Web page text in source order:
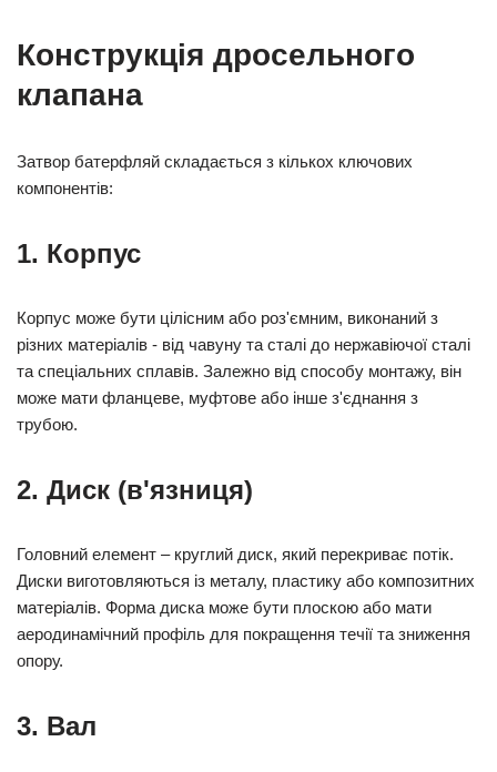
Конструкція дросельного
клапана
Затвор батерфляй складається з кількох ключових
компонентів:
1. Корпус
Корпус може бути цілісним або роз'ємним, виконаний з
різних матеріалів - від чавуну та сталі до нержавіючої сталі
та спеціальних сплавів. Залежно від способу монтажу, він
може мати фланцеве, муфтове або інше з'єднання з
трубою.
2. Диск (в'язниця)
Головний елемент – круглий диск, який перекриває потік.
Диски виготовляються із металу, пластику або композитних
матеріалів. Форма диска може бути плоскою або мати
аеродинамічний профіль для покращення течії та зниження
опору.
3. Вал